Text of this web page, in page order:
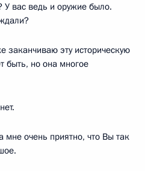
У вас ведь и оружие было.
заканчиваю эту историческую
быть, но она многое
мне очень приятно, что Вы так